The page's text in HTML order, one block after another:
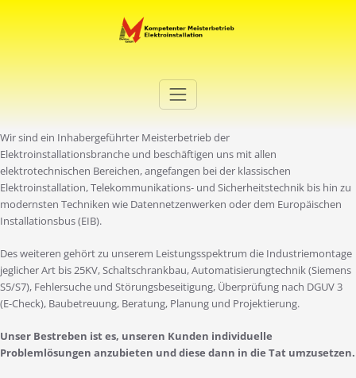
Elektro Martini
Wir sind ein Inhabergeführter Meisterbetrieb der
Elektroinstallationsbranche und beschäftigen uns mit allen
elektrotechnischen Bereichen, angefangen bei der klassischen
Elektroinstallation, Telekommunikations- und Sicherheitstechnik bis hin zu
modernsten Techniken wie Datennetzenwerken oder dem Europäischen
Installationsbus (EIB).
Des weiteren gehört zu unserem Leistungsspektrum die Industriemontage
jeglicher Art bis 25KV, Schaltschrankbau, Automatisierungtechnik (Siemens
S5/S7), Fehlersuche und Störungsbeseitigung, Überprüfung nach DGUV 3
(E-Check), Baubetreuung, Beratung, Planung und Projektierung.
Unser Bestreben ist es, unseren Kunden individuelle
Problemlösungen anzubieten und diese dann in die Tat umzusetzen.